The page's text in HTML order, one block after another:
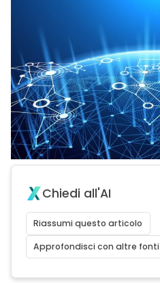
Chiedi all'AI
Riassumi questo articolo
Approfondisci con altre fonti